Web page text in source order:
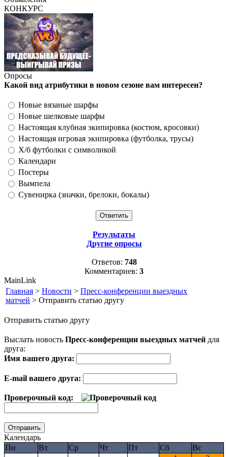
КОНКУРС
Опросы
Какой вид атрибутики в новом сезоне вам интересен?
Новые вязаные шарфы
Новые шелковые шарфы
Настоящая клубная экипировка (костюм, кросовки)
Настоящая игровая экипировка (футболка, трусы)
Х/б футболки с символикой
Календари
Постеры
Вымпела
Сувенирка (значки, брелоки, бокалы)
Результаты
Другие опросы
Ответов: 748
Комментариев: 3
MainLink
Главная > Новости > Пресс-конференции выездных
матчей > Отправить статью другу
Отправить статью другу
Выслать новость Пресс-конференции выездных матчей для
друга:
Имя вашего друга:
E-mail вашего друга:
Проверочный код:
Календарь
Пн
Вт Ср Чт Пт Сб
Вс